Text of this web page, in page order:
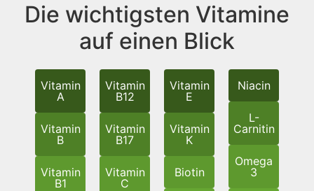
Die wichtigsten Vitamine
auf einen Blick
Vitamin
A
Vitamin
B
Vitamin
B1
Vitamin
B12
Vitamin
B17
Vitamin
C
Vitamin
E
Vitamin
K
Biotin
Niacin
L-
Carnitin
Omega
3